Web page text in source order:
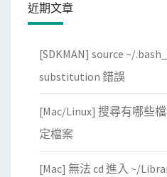
近期文章
[SDKMAN] source ~/
substitution 錯誤
[Mac/Linux] 搜尋有哪些
定檔案
[Mac] 無法 cd 進入 ~/